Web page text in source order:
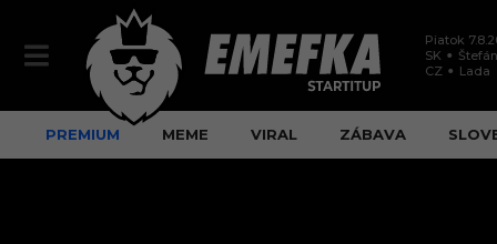
Piatok
SK
CZ
Lada
PREMIUM MEME VIRAL ZÁBAVA